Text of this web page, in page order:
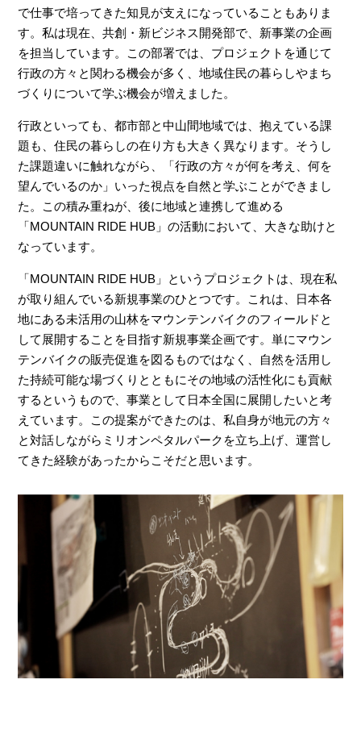
で仕事で培ってきた知見が支えになっていることもありま
す。私は現在、共創・新ビジネス開発部で、新事業の企画
を担当しています。この部署では、プロジェクトを通じて
行政の方々と関わる機会が多く、地域住民の暮らしやまち
づくりについて学ぶ機会が増えました。
行政といっても、都市部と中山間地域では、抱えている課
題も、住民の暮らしの在り方も大きく異なります。そうし
た課題違いに触れながら、「行政の方々が何を考え、何を
望んでいるのか」いった視点を自然と学ぶことができまし
た。この積み重ねが、後に地域と連携して進める
「MOUNTAIN RIDE HUB」の活動において、大きな助けと
なっています。
「MOUNTAIN RIDE HUB」というプロジェクトは、現在私
が取り組んでいる新規事業のひとつです。これは、日本各
地にある未活用の山林をマウンテンバイクのフィールドと
して展開することを目指す新規事業企画です。単にマウン
テンバイクの販売促進を図るものではなく、自然を活用し
た持続可能な場づくりとともにその地域の活性化にも貢献
するというもので、事業として日本全国に展開したいと考
えています。この提案ができたのは、私自身が地元の方々
と対話しながらミリオンペタルパークを立ち上げ、運営し
てきた経験があったからこそだと思います。